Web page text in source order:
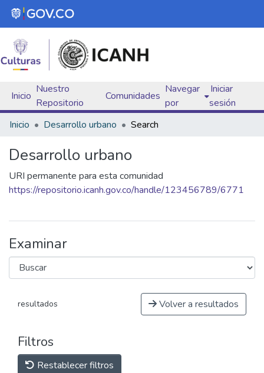
Inicio
Nuestro
Repositorio
Comunidades
Navegar
por
Iniciar
sesión
Inicio
Desarrollo urbano Search
Desarrollo urbano
URI permanente para esta comunidad
https://repositorio.icanh.gov.co/handle/123456789/6771
Examinar
resultados Volver a resultados
Filtros
Restablecer filtros